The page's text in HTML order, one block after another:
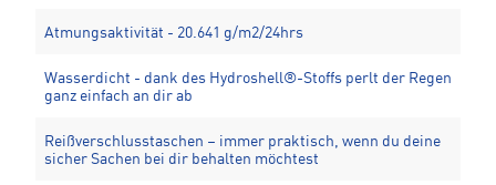
Atmungsaktivität - 20.641 g/m2/24hrs
Wasserdicht - dank des Hydroshell®-Stoffs perlt der Regen
ganz einfach an dir ab
Reißverschlusstaschen – immer praktisch, wenn du deine
sicher Sachen bei dir behalten möchtest